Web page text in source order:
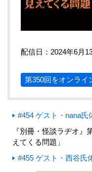
配信日：2024年6月
第350回をオンライ
#454 ゲスト・nana
『別冊・怪談ラヂオ』
えてくる問題」
#455 ゲスト・西谷氏